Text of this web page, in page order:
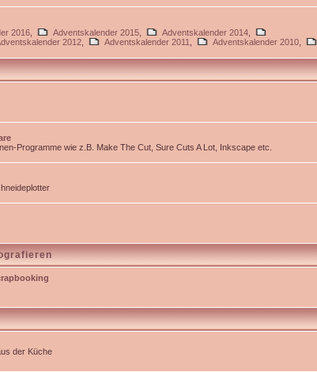
2016 Adventskalender 2015 Adventskalender 2014
2012 Adventskalender 2011 Adventskalender 2010
Programme wie z.B. Make The Cut, Sure Cuts A Lot, Inkscape etc.
der Küche